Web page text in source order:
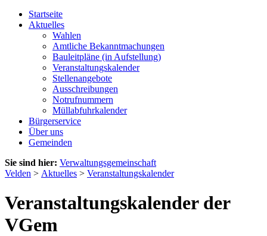
Startseite
Aktuelles
Wahlen
Amtliche Bekanntmachungen
Bauleitpläne (in Aufstellung)
Veranstaltungskalender
Stellenangebote
Ausschreibungen
Notrufnummern
Müllabfuhrkalender
Bürgerservice
Über uns
Gemeinden
Sie sind hier: Verwaltungsgemeinschaft
Velden > Aktuelles > Veranstaltungskalender
Veranstaltungskalender der
VGem